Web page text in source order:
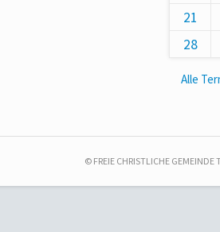
21
28
Alle
© FREIE CHRISTLICHE GEMEINDE